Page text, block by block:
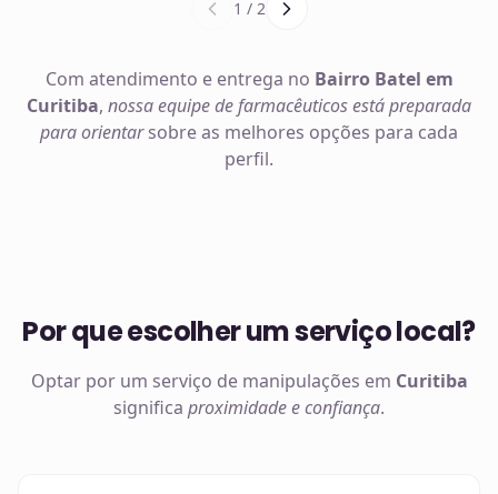
1 / 2
Com atendimento e entrega no Bairro Batel em
Curitiba, nossa equipe de farmacêuticos está preparada
para orientarsobre as melhores opções para cada
perfil.
Por que escolher um serviço local?
Optar por um serviço de manipulações em Curitiba
significa proximidade e confiança.